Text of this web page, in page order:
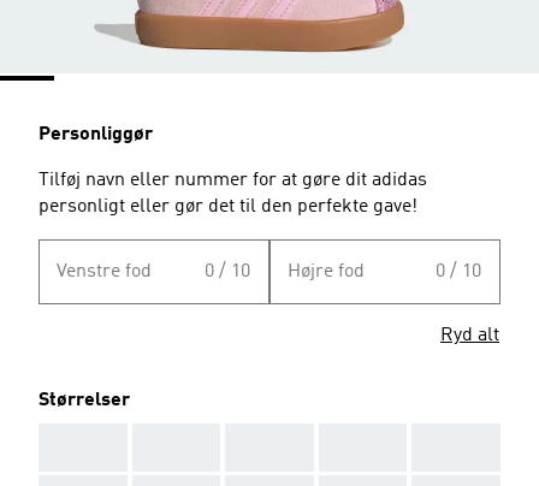
Personliggør
Tilføj navn eller nummer for at gøre dit adidas
personligt eller gør det til den perfekte gave!
Venstre fod 0 / 10 Højre fod 0 / 10
Ryd alt
Størrelser